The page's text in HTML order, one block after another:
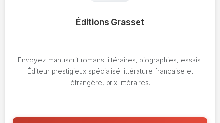
Éditions Grasset
Envoyez manuscrit romans littéraires, biographies, essais.
Éditeur prestigieux spécialisé littérature française et
étrangère, prix littéraires.